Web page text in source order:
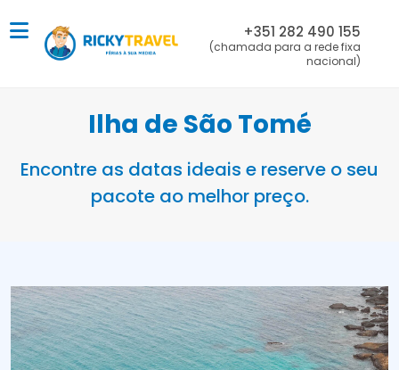
+351 282 490 155
(chamada para a rede fixa
nacional)
Ilha de São Tomé
Encontre as datas ideais e reserve o seu
pacote ao melhor preço.